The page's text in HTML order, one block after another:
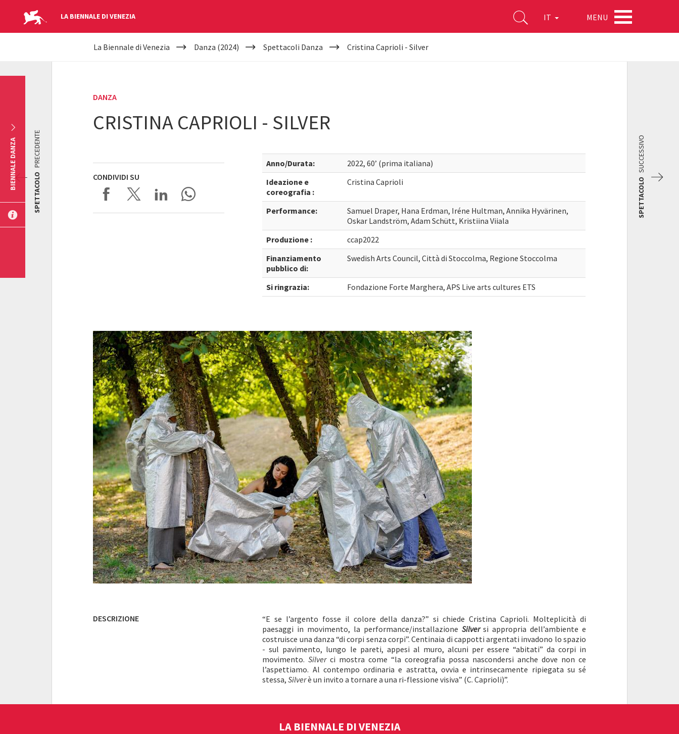
LA BIENNALE DI VENEZIA IT MENU
YOUR
La Biennale di Venezia Danza (2024) Spettacoli Danza Cristina Caprioli - Silver
DANZA
CRISTINA CAPRIOLI - SILVER
CONDIVIDI SU
Anno/Durata:
2022, 60’ (prima italiana)
Ideazione e
coreografia :
Cristina Caprioli
Performance:
Samuel Draper, Hana Erdman, Iréne Hultman, Annika Hyvärinen,
Oskar Landström, Adam Schütt, Kristiina Viiala
Produzione :
ccap2022
Finanziamento
pubblico di:
Swedish Arts Council, Città di Stoccolma, Regione Stoccolma
Si ringrazia: Fondazione Forte Marghera, APS Live arts cultures ETS
SPETTACOLO
SUCCESSIVO
SPETTACOLO
PRECEDENTE
DESCRIZIONE
“E se l’argento fosse il colore della danza?” si chiede Cristina Caprioli. Molteplicità di
paesaggi in movimento, la performance/installazione Silversi appropria dell’ambiente e
costruisce una danza “di corpi senza corpi”. Centinaia di cappotti argentati invadono lo spazio
- sul pavimento, lungo le pareti, appesi al muro, alcuni per essere “abitati” da corpi in
movimento.Silverci mostra come “la coreografia possa nascondersi anche dove non ce
l’aspettiamo. Al contempo ordinaria e astratta, ovvia e intrinsecamente ripiegata su sé
stessa,Silverè un invito a tornare a una ri-flessione visiva” (C. Caprioli)”.
BIENNALE DANZA
LA BIENNALE DI VENEZIA